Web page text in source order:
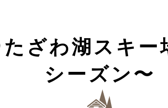
たざわ湖スキ
シーズン〜